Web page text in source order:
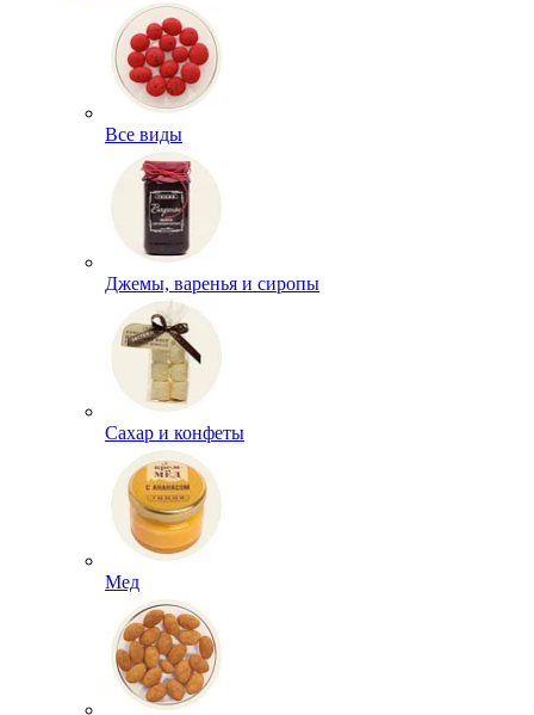
Все виды
Джемы, варенья и сиропы
Сахар и конфеты
Мед